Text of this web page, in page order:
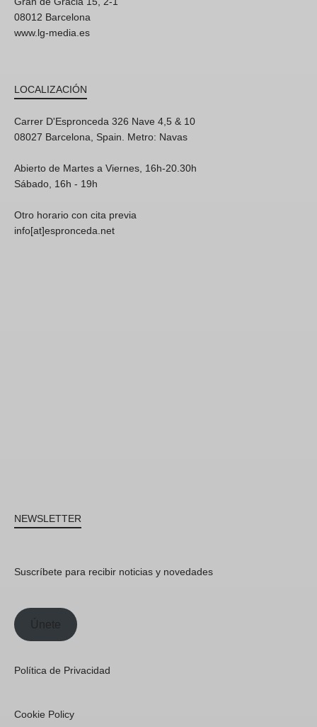
08012 Barcelona
www.lg-media.es
LOCALIZACIÓN
Carrer D'Espronceda 326 Nave 4,5 & 10
08027 Barcelona, Spain. Metro: Navas
Abierto de Martes a Viernes, 16h-20.30h
Sábado, 16h - 19h
Otro horario con cita previa
info[at]espronceda.net
NEWSLETTER
Suscríbete para recibir noticias y novedades
Únete
Política de Privacidad
Cookie Policy